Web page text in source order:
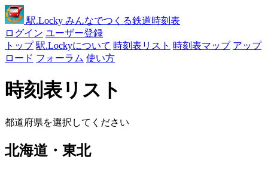
駅.Locky みんなでつくる鉄道時刻表
ログイン ユーザー登録
トップ 駅.Lockyについて 時刻表リスト 時刻表マップ アップ
ロード フォーラム 使い方
時刻表リスト
都道府県を選択してください
北海道・東北